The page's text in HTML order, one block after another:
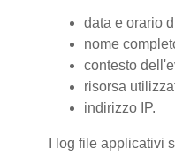
data e orario
nome
contesto
risorsa
indirizzo IP.
I log file applicativi